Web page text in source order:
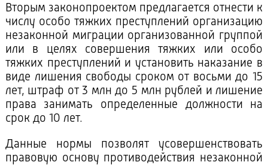
Вторым законопроектом предлагается отнести к
числу особо тяжких преступлений организацию
незаконной миграции организованной группой
или в целях совершения тяжких или особо
тяжких преступлений и установить наказание в
виде лишения свободы сроком от восьми до 15
лет, штраф от 3 млн до 5 млн рублей и лишение
права занимать определенные должности на
срок до 10 лет.
Данные нормы позволят усовершенствовать
правовую основу противодействия незаконной